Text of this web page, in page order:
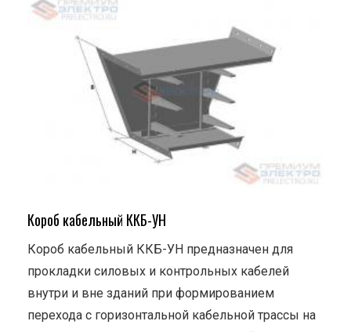
Короб кабельный ККБ-УН
Короб кабельный ККБ-УН предназначен для
прокладки силовых и контрольных кабелей
внутри и вне зданий при формированием
перехода с горизонтальной кабельной трассы на